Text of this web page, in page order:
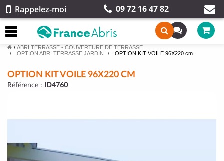
Rappelez-moi 09 72 16 47 82
/ ABRI TERRASSE - COUVERTURE DE TERRASSE
OPTION ABRI TERRASSE JARDIN
OPTION KIT VOILE 96X220 cm
OPTION KIT VOILE 96X220 CM
Référence : ID4760